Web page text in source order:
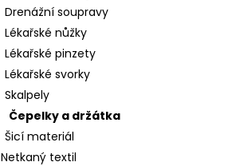
Drenážní soupravy
Lékařské nůžky
Lékařské pinzety
Lékařské svorky
Skalpely
Čepelky a držátka
Šicí materiál
Netkaný textil